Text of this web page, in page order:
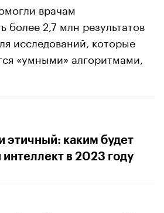
врачам
более 2,7 млн результатов
исследований, которые
«умными» алгоритмами,
этичный: каким будет
в 2023 году